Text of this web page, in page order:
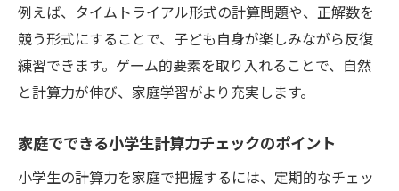
例えば、タイムトライアル形式の計算問題や、正解数を
競う形式にすることで、子ども自身が楽しみながら反復
練習できます。ゲーム的要素を取り入れることで、自然
と計算力が伸び、家庭学習がより充実します。
家庭でできる小学生計算力チェックのポイント
小学生の計算力を家庭で把握するには、定期的なチェッ